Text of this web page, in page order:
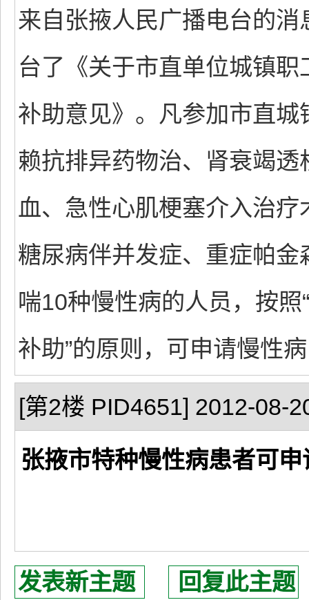
来自张掖人民广播电台的
台了《关于市直单位城镇
补助意见》。凡参加市直
赖抗排异药物治、肾衰竭
血、急性心肌梗塞介入治
糖尿病伴并发症、重症帕
喘10种慢性病的人员，按
补助”的原则，可申请慢性
[第2楼 PID4651] 2012-08-
张掖市特种慢性病患者可
发表新主题 回复此主题